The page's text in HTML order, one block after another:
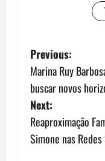
P
o
s
t
Previous:
Marina Ruy
buscar novos
Next:
Reaproximação
Simone nas